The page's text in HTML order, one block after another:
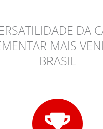
DA
MAIS
BRASIL